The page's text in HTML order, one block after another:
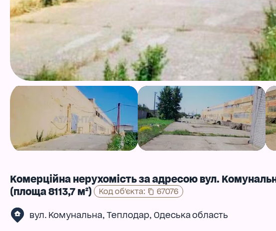
Комерційна нерухомість за адресою вул.
(площа 8113,7 м²)
Код об'єкта: 67076
вул. Комунальна, Теплодар, Одеська область